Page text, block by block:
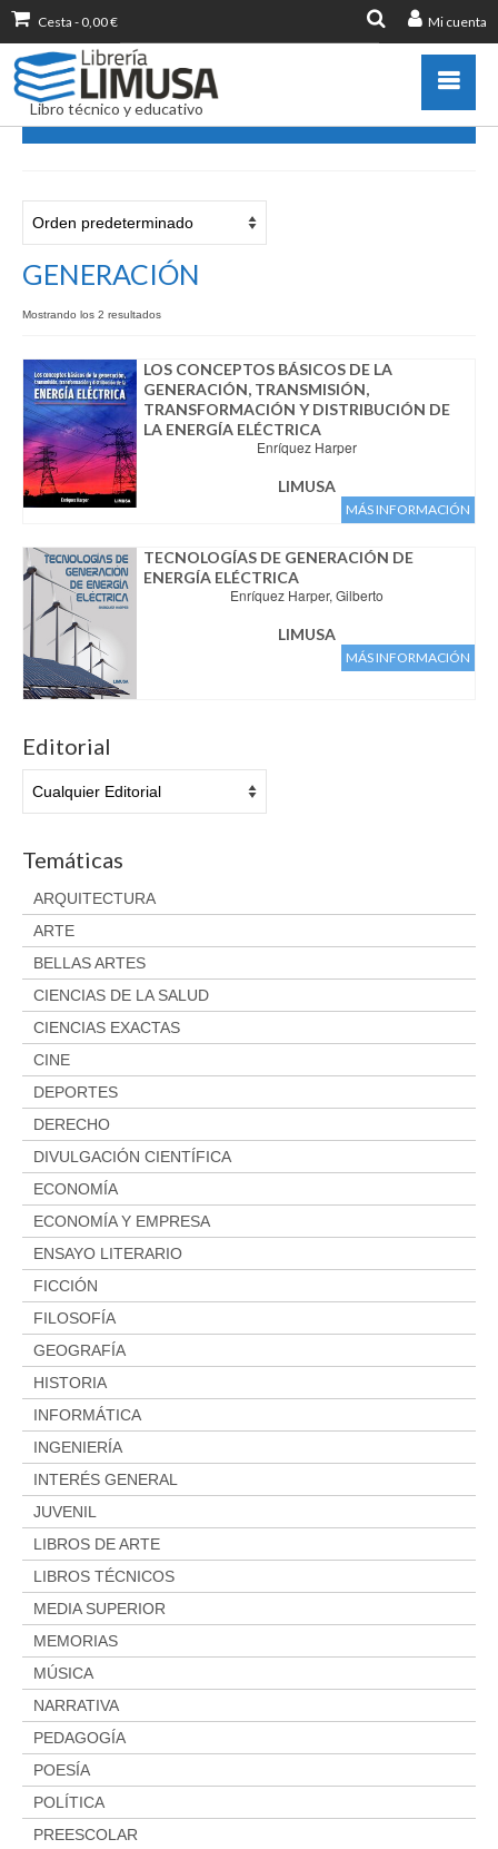
Mi cuenta
Cesta - 0,00€
Buscar
por:
Libro técnico y educativo
Destacados
Libros más vendidos
Publicar con nosotros
Zona de profesores
Información sobre libro
Ayuda
Contacto
Aviso legal
Política de privacidad
Cambios y devoluciones
GENERACIÓN
Mostrando los 2 resultados
LOS CONCEPTOS BÁSICOS DE LA
GENERACIÓN, TRANSMISIÓN,
TRANSFORMACIÓN Y DISTRIBUCIÓN DE
LA ENERGÍA ELÉCTRICA
Enríquez Harper
LIMUSA
MÁS INFORMACIÓN
TECNOLOGÍAS DE GENERACIÓN DE
ENERGÍA ELÉCTRICA
Enríquez Harper, Gilberto
LIMUSA
MÁS INFORMACIÓN
Editorial
Temáticas
ARQUITECTURA
ARTE
BELLAS ARTES
CIENCIAS DE LA SALUD
CIENCIAS EXACTAS
CINE
DEPORTES
DERECHO
DIVULGACIÓN CIENTÍFICA
ECONOMÍA
ECONOMÍA Y EMPRESA
ENSAYO LITERARIO
FICCIÓN
FILOSOFÍA
GEOGRAFÍA
HISTORIA
INFORMÁTICA
INGENIERÍA
INTERÉS GENERAL
JUVENIL
LIBROS DE ARTE
LIBROS TÉCNICOS
MEDIA SUPERIOR
MEMORIAS
MÚSICA
NARRATIVA
PEDAGOGÍA
POESÍA
POLÍTICA
PREESCOLAR